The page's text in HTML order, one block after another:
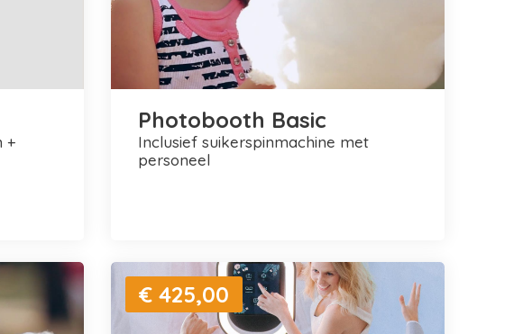
Photobooth Basic
inclusief suikerspinmachine met
personeel
€ 425,00